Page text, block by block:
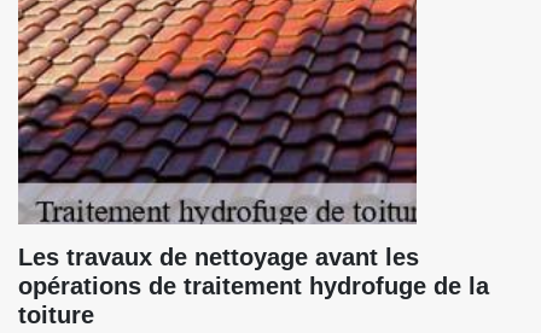
Les travaux de nettoyage avant les
opérations de traitement hydrofuge de la
toiture